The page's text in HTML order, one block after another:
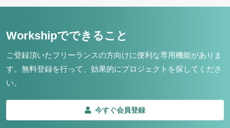
Workshipでできること
ご登録頂いたフリーランスの方向けに便利な専用機能がありま
す。 無料登録を行って、効果的にプロジェクトを探してくださ
い。
今すぐ会員登録